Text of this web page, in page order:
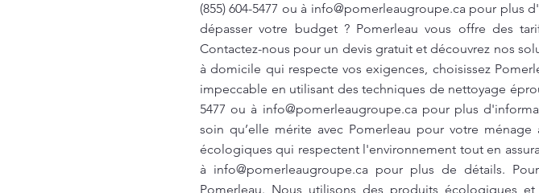
(855) 604-5477 ou à info@pomerleaugroupe.capour plus
dépasser votre budget ? Pomerleau vous offre des
Contactez-nous pour un devis gratuit et découvrez nos
à domicile qui respecte vos exigences, choisissez
impeccable en utilisant des techniques de nettoyage
5477 ou à info@pomerleaugroupe.capour plus
soin qu’elle mérite avec Pomerleau pour votre
écologiques qui respectent l'environnement tout en
à info@pomerleaugroupe.ca pour plus de détails.
Pomerleau. Nous utilisons des produits écologiques